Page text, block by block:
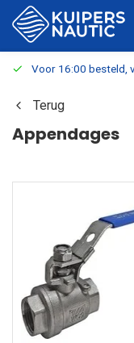
Voor 16:00 besteld,
Terug
Appendages